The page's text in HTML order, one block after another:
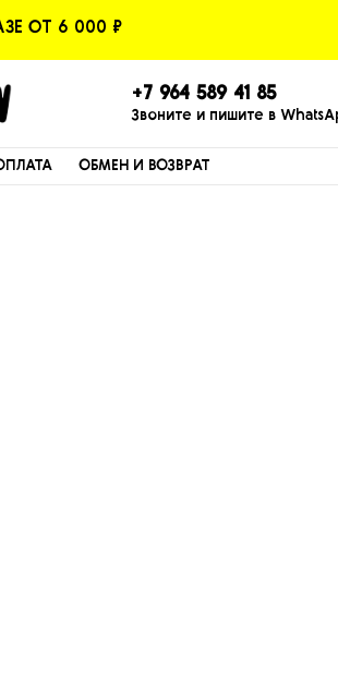
ОТ 6 000 ₽
+7 964 589 41 85
Звоните и пишите в
ОБМЕН И ВОЗВРАТ